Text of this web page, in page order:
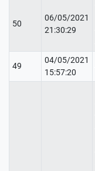
50
06/05/2021
21:30:29
49
04/05/2021
15:57:20